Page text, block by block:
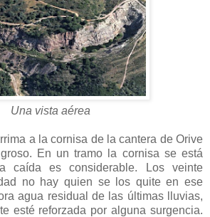
Una vista aérea
a la cornisa de la cantera de Orive
En un tramo la cornisa se está
caída es considerable. Los veinte
no hay quien se los quite en ese
agua residual de las últimas lluvias,
esté reforzada por alguna surgencia.